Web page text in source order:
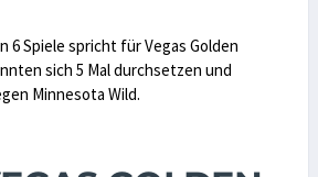
6 Spiele spricht für Vegas Golden
sich 5 Mal durchsetzen und
Minnesota Wild.